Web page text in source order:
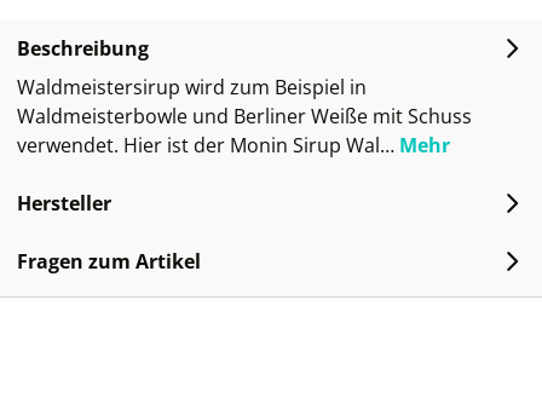
Beschreibung
Waldmeistersirup wird zum Beispiel in
Waldmeisterbowle und Berliner Weiße mit Schuss
verwendet. Hier ist der Monin Sirup Wal… Mehr
Hersteller
Fragen zum Artikel